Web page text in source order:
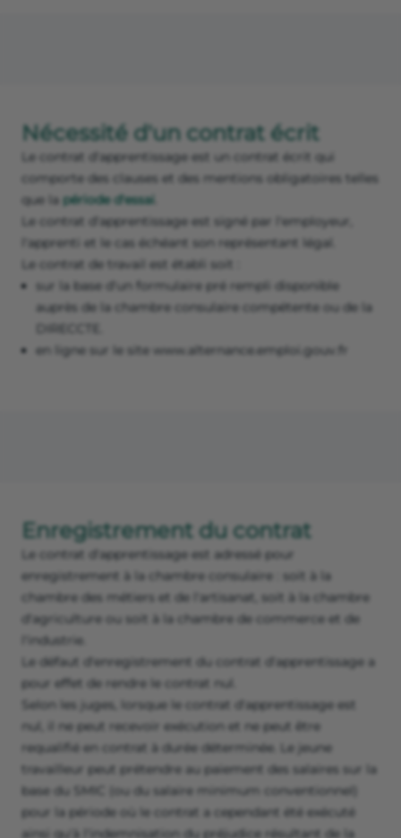
Nécessité d'un contrat écrit
Le contrat d'apprentissage est un contrat écrit qui
comporte des clauses et des mentions obligatoires telles
que la période d'essai
Le contrat d'apprentissage est signé par l'employeur,
l'apprenti et le cas échéant son représentant légal.
Le contrat de travail est établi soit :
sur la base d'un formulaire pré rempli disponible
auprès de la chambre consulaire compétente ou de la
DIRECCTE.
en ligne sur le site www.alternance.emploi.gouv.fr
Enregistrement du contrat
Le contrat d'apprentissage est adressé pour
enregistrement à la chambre consulaire : soit à la
chambre des métiers et de l'artisanat, soit à la chambre
d'agriculture ou soit à la chambre de commerce et de
l'industrie.
Le défaut d'enregistrement du contrat d'apprentissage a
pour effet de rendre le contrat nul.
Selon les juges, lorsque le contrat d'apprentissage est
nul, il ne peut recevoir exécution et ne peut être
requalifié en contrat à durée déterminée. Le jeune
travailleur peut prétendre au paiement des salaires sur la
base du SMIC (ou du salaire minimum conventionnel)
pour la période où le contrat a cependant été exécuté
ainsi qu'à l'indemnisation du préjudice résultant de la